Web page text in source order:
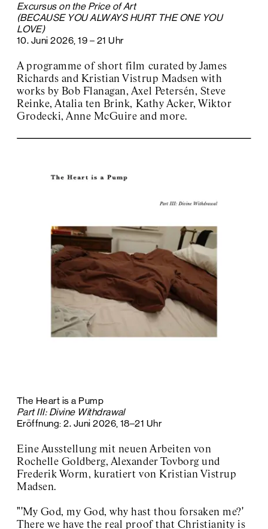
Excursus on the Price of Art
(BECAUSE YOU ALWAYS HURT THE ONE YOU
LOVE)
10. Juni 2026, 19 – 21 Uhr
A programme of short film curated by James
Richards and Kristian Vistrup Madsen with
works by Bob Flanagan, Axel Petersén, Steve
Reinke, Atalia ten Brink, Kathy Acker, Wiktor
Grodecki, Anne McGuire and more.
The Heart is a Pump
Part III: Divine Withdrawal
Eröffnung: 2. Juni 2026, 18–21 Uhr
Eine Ausstellung mit neuen Arbeiten von
Rochelle Goldberg, Alexander Tovborg und
Frederik Worm, kuratiert von Kristian Vistrup
Madsen.
"'My God, my God, why hast thou forsaken me?'
There we have the real proof that Christianity is